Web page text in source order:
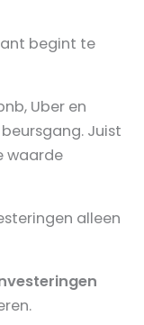
begint te
Uber en
Juist
waarde
alleen